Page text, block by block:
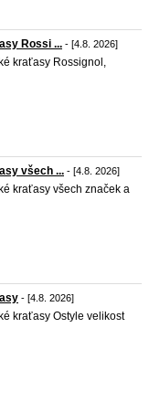
Rossi ... - [4.8. 2026]
kraťasy Rossignol,
všech ... - [4.8. 2026]
kraťasy všech značek a
- [4.8. 2026]
kraťasy Ostyle velikost